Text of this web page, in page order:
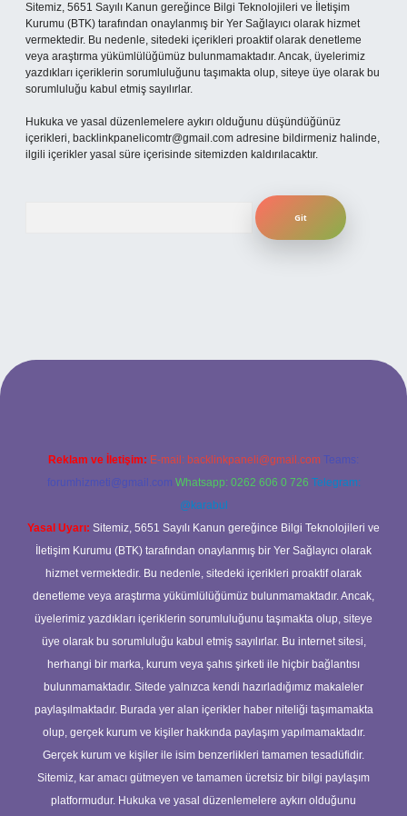
Sitemiz, 5651 Sayılı Kanun gereğince Bilgi Teknolojileri ve İletişim
Kurumu (BTK) tarafından onaylanmış bir Yer Sağlayıcı olarak hizmet
vermektedir. Bu nedenle, sitedeki içerikleri proaktif olarak denetleme
veya araştırma yükümlülüğümüz bulunmamaktadır. Ancak, üyelerimiz
yazdıkları içeriklerin sorumluluğunu taşımakta olup, siteye üye olarak bu
sorumluluğu kabul etmiş sayılırlar.
Hukuka ve yasal düzenlemelere aykırı olduğunu düşündüğünüz
içerikleri, backlinkpanelicomtr@gmail.com adresine bildirmeniz halinde,
ilgili içerikler yasal süre içerisinde sitemizden kaldırılacaktır.
Reklam ve İletişim: E-mail: backlinkpaneli@gmail.com Teams:
forumhizmeti@gmail.com Whatsapp: 0262 606 0 726 Telegram:
@karabul
Yasal Uyarı: Sitemiz, 5651 Sayılı Kanun gereğince Bilgi Teknolojileri ve
İletişim Kurumu (BTK) tarafından onaylanmış bir Yer Sağlayıcı olarak
hizmet vermektedir. Bu nedenle, sitedeki içerikleri proaktif olarak
denetleme veya araştırma yükümlülüğümüz bulunmamaktadır. Ancak,
üyelerimiz yazdıkları içeriklerin sorumluluğunu taşımakta olup, siteye
üye olarak bu sorumluluğu kabul etmiş sayılırlar. Bu internet sitesi,
herhangi bir marka, kurum veya şahıs şirketi ile hiçbir bağlantısı
bulunmamaktadır. Sitede yalnızca kendi hazırladığımız makaleler
paylaşılmaktadır. Burada yer alan içerikler haber niteliği taşımamakta
olup, gerçek kurum ve kişiler hakkında paylaşım yapılmamaktadır.
Gerçek kurum ve kişiler ile isim benzerlikleri tamamen tesadüfidir.
Sitemiz, kar amacı gütmeyen ve tamamen ücretsiz bir bilgi paylaşım
platformudur. Hukuka ve yasal düzenlemelere aykırı olduğunu